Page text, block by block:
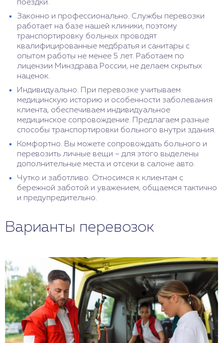
поездки.
Законно и профессионально. Службы перевозки
работает на базе нашей клиники, поэтому
транспортировку больных проводят
квалифицированные медбратья и санитары с
опытом работы не менее 5 лет. Работаем по
лицензии Минздрава России, не делаем скрытых
наценок.
Индивидуально. При перевозке учитываем
медицинскую историю и особенности заболевания
клиента, обеспечиваем индивидуальное
медицинское сопровождение. Предлагаем разные
способы транспортировки больного внутри здания.
Комфортно. Вы можете сопровождать больного и
перевозить личные вещи – для этого выделены
дополнительные места и отсеки в салоне авто.
Чутко и заботливо. Относимся к клиентам с
бережной заботой и уважением, общаемся тактично
и предупредительно.
Варианты перевозок